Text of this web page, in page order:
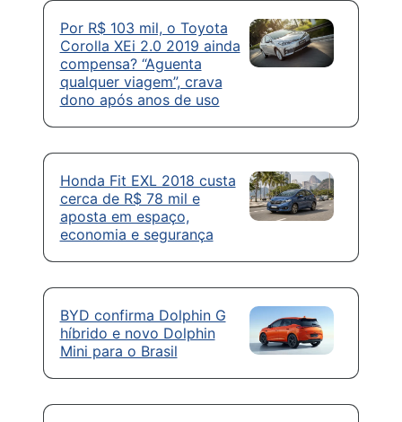
Por R$ 103 mil, o Toyota
Corolla XEi 2.0 2019 ainda
compensa? “Aguenta
qualquer viagem”, crava
dono após anos de uso
Honda Fit EXL 2018 custa
cerca de R$ 78 mil e
aposta em espaço,
economia e segurança
BYD confirma Dolphin G
híbrido e novo Dolphin
Mini para o Brasil